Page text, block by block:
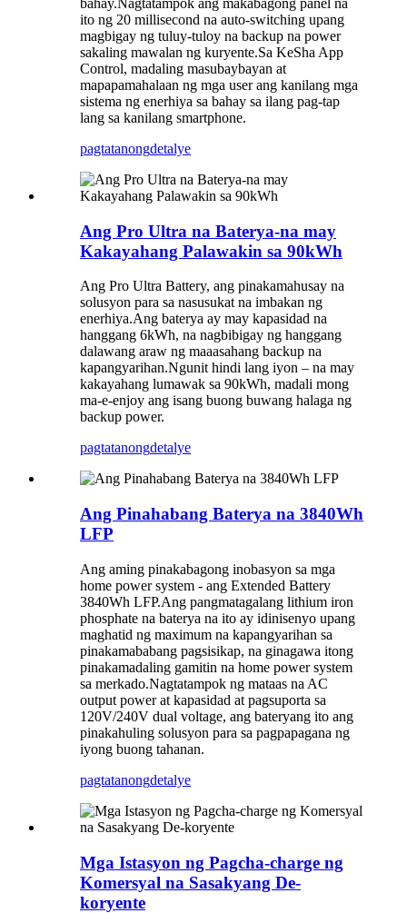
bahay.Nagtatampok ang makabagong panel na
ito ng 20 millisecond na auto-switching upang
magbigay ng tuluy-tuloy na backup na power
sakaling mawalan ng kuryente.Sa KeSha App
Control, madaling masubaybayan at
mapapamahalaan ng mga user ang kanilang mga
sistema ng enerhiya sa bahay sa ilang pag-tap
lang sa kanilang smartphone.
pagtatanongdetalye
Ang Pro Ultra na Baterya-na may
Kakayahang Palawakin sa 90kWh
Ang Pro Ultra Battery, ang pinakamahusay na
solusyon para sa nasusukat na imbakan ng
enerhiya.Ang baterya ay may kapasidad na
hanggang 6kWh, na nagbibigay ng hanggang
dalawang araw ng maaasahang backup na
kapangyarihan.Ngunit hindi lang iyon – na may
kakayahang lumawak sa 90kWh, madali mong
ma-e-enjoy ang isang buong buwang halaga ng
backup power.
pagtatanongdetalye
Ang Pinahabang Baterya na 3840Wh
LFP
Ang aming pinakabagong inobasyon sa mga
home power system - ang Extended Battery
3840Wh LFP.Ang pangmatagalang lithium iron
phosphate na baterya na ito ay idinisenyo upang
maghatid ng maximum na kapangyarihan sa
pinakamababang pagsisikap, na ginagawa itong
pinakamadaling gamitin na home power system
sa merkado.Nagtatampok ng mataas na AC
output power at kapasidad at pagsuporta sa
120V/240V dual voltage, ang bateryang ito ang
pinakahuling solusyon para sa pagpapagana ng
iyong buong tahanan.
pagtatanongdetalye
Mga Istasyon ng Pagcha-charge ng
Komersyal na Sasakyang De-
koryente